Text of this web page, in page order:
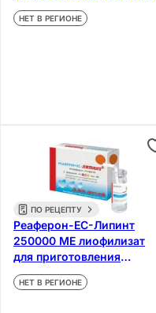
для инъекций и местного
применения 5 шт
НЕТ В РЕГИОНЕ
ПО РЕЦЕПТУ
Реаферон-ЕС-Липинт
250000 МЕ лиофилизат
для приготовления
суспензии для приема
внутрь 5 шт
НЕТ В РЕГИОНЕ